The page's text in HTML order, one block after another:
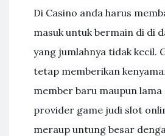
Di Casino anda harus
masuk untuk bermain di di
yang jumlahnya tidak kecil.
tetap memberikan
member baru maupun
provider game judi slot
meraup untung besar